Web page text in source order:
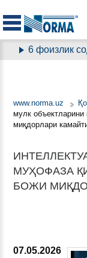
6 фоизлик
www.norma.uz
мулк
миқдорлари
МУҲОФАЗА
БОЖИ
07.05.2026